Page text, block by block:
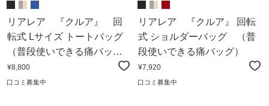
リアレア 『クルア』 回
転式 Lサイズ トートバッグ
（普段使いできる痛バッ
グ）
¥8,800
口コミ募集中
リアレア 『クルア』 回転
式 ショルダーバッグ （普
段使いできる痛バッグ）
¥7,920
口コミ募集中